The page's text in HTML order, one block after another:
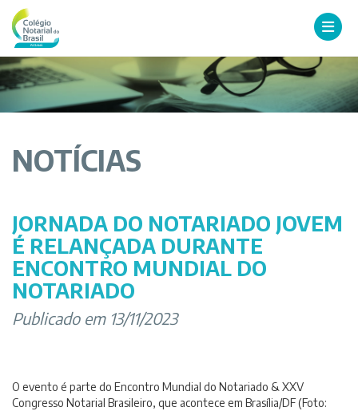
NOTÍCIAS
JORNADA DO NOTARIADO JOVEM
É RELANÇADA DURANTE
ENCONTRO MUNDIAL DO
NOTARIADO
Publicado em 13/11/2023
O evento é parte do Encontro Mundial do Notariado & XXV
Congresso Notarial Brasileiro, que acontece em Brasília/DF (Foto: